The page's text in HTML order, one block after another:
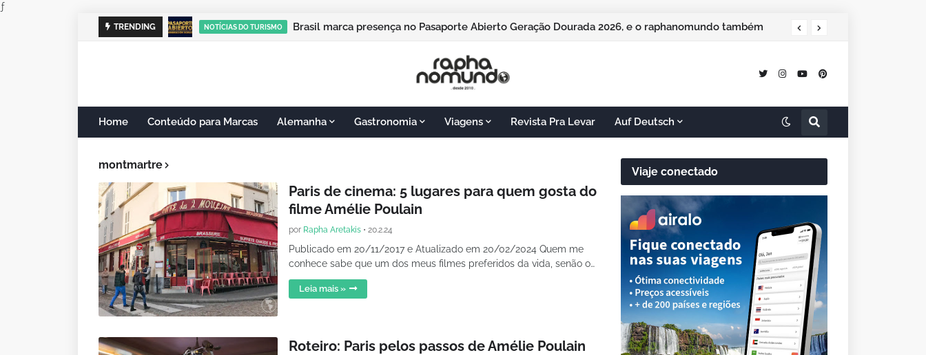
ƒ
TRENDING NOTÍCIAS DO TURISMO Brasil marca presença no Pasaporte Abierto Geração Dourada 2026, e o raphanomundo também
Home Conteúdo para Marcas Alemanha Gastronomia Viagens Revista Pra Levar Auf Deutsch
montmartre
Paris de cinema: 5 lugares para quem gosta do
filme Amélie Poulain
por Rapha Aretakis • 20.2.24
Publicado em 20/11/2017 e Atualizado em 20/02/2024 Quem me
conhece sabe que um dos meus filmes preferidos da vida, senão o…
Leia mais »
Roteiro: Paris pelos passos de Amélie Poulain
Viaje conectado